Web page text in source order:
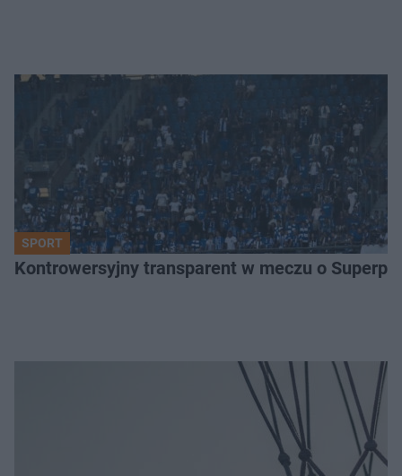
SPORT
Kontrowersyjny transparent w meczu o